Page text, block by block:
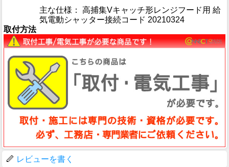
主な仕様： 高捕集Vキャッチ形レンジフード用 給
気電動シャッター接続コード 20210324
取付方法
レビューを書く